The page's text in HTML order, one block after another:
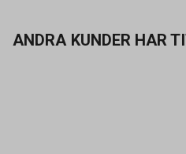
ANDRA KUNDER HAR